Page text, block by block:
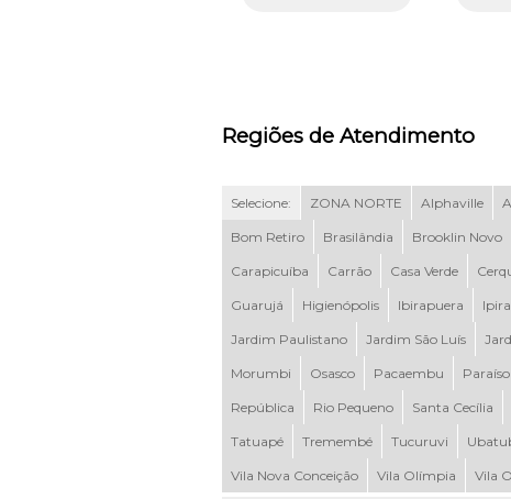
Regiões de Atendimento
Selecione: ZONA NORTE Alphaville
Bom Retiro Brasilândia Brooklin Novo
Carapicuíba Carrão Casa Verde
Guarujá Higienópolis Ibirapuera
Jardim Paulistano Jardim São Luís
Morumbi Osasco Pacaembu Paraíso
República Rio Pequeno Santa Cecília
Tatuapé Tremembé Tucuruvi
Vila Nova Conceição Vila Olímpia Vila